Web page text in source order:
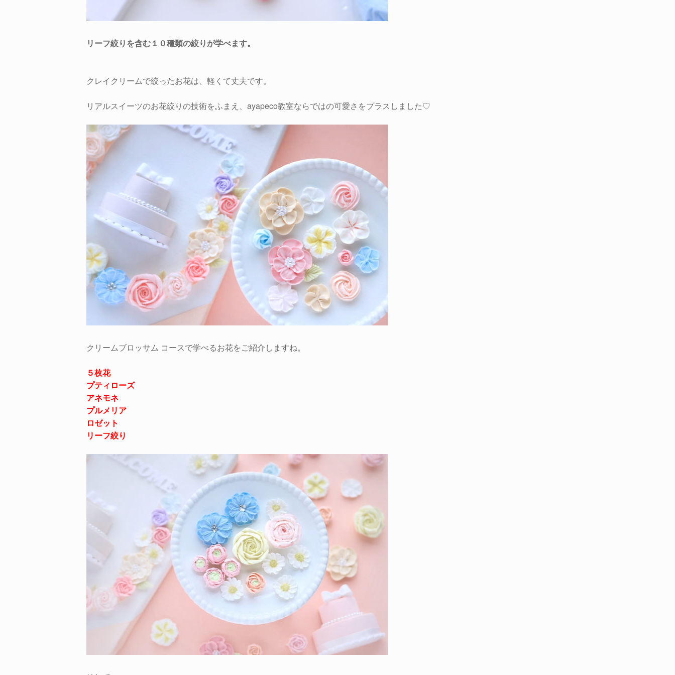
リーフ絞りを含む１０種類の絞りが学べます。
クレイクリームで絞ったお花は、軽くて丈夫です。
リアルスイーツのお花絞りの技術をふまえ、ayapeco教室ならではの可愛さをプラスしました♡
クリームブロッサム コースで学べるお花をご紹介しますね。
５枚花
プティローズ
アネモネ
プルメリア
ロゼット
リーフ絞り